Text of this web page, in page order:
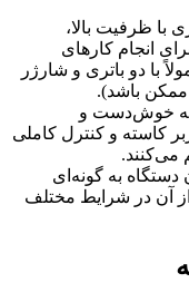
با ظرفیت بالا،
انجام کارهای
با دو باتری و شارژر
باشد).
خوش‌دست و
کاسته و کنترل کاملی
می‌کنند.
دستگاه به گونه‌ای
آن در شرایط مختلف